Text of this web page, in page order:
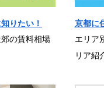
りたい！
の賃料相場
京都に
エリア
リア紹